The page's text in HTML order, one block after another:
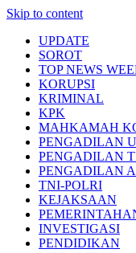
Skip to content
UPDATE
SOROT
TOP NEWS
KORUPSI
KRIMINAL
KPK
MAHKAMAH
PENGADILAN
PENGADILAN
PENGADILAN
TNI-POLRI
KEJAKSAAN
INVESTIGASI
PENDIDIKAN